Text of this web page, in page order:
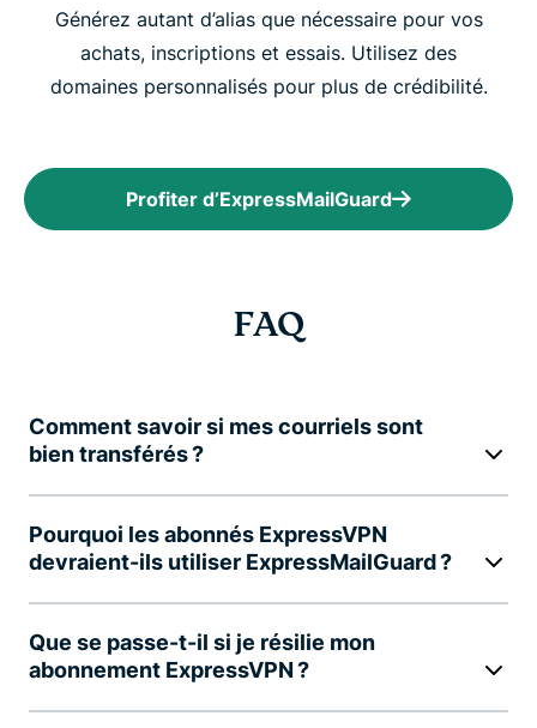
Générez autant d’alias que nécessaire pour vos
achats, inscriptions et essais. Utilisez des
domaines personnalisés pour plus de crédibilité.
Profiter d’ExpressMailGuard
FAQ
Comment savoir si mes courriels sont
bien transférés ?
Pourquoi les abonnés ExpressVPN
devraient-ils utiliser ExpressMailGuard ?
Que se passe-t-il si je résilie mon
abonnement ExpressVPN ?